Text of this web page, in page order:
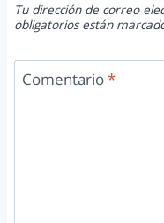
Tu dirección de correo
obligatorios están
Comentario*